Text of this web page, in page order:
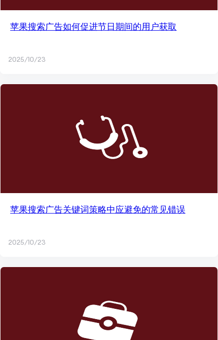
苹果搜索广告如何促进节日期间的用户获取
2025/10/23
苹果搜索广告关键词策略中应避免的常见错误
2025/10/23